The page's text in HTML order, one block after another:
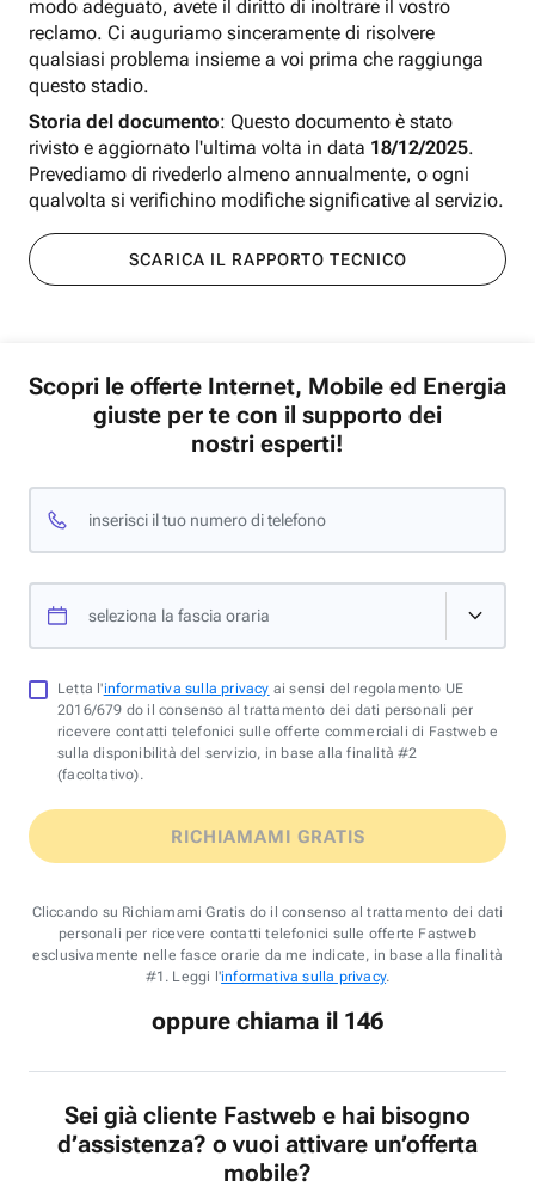
modo adeguato, avete il diritto di inoltrare il vostro
reclamo. Ci auguriamo sinceramente di risolvere
qualsiasi problema insieme a voi prima che raggiunga
questo stadio.
Storia del documento: Questo documento è stato
rivisto e aggiornato l'ultima volta in data 18/12/2025.
Prevediamo di rivederlo almeno annualmente, o ogni
qualvolta si verifichino modifiche significative al servizio.
SCARICA IL RAPPORTO TECNICO
Scopri le offerte Internet, Mobile ed Energia
giuste per te con il supporto dei
nostri esperti!
inserisci il tuo numero di telefono
seleziona la fascia oraria
Letta l'informativa sulla privacy ai sensi del regolamento UE
2016/679 do il consenso al trattamento dei dati personali per
ricevere contatti telefonici sulle offerte commerciali di Fastweb e
sulla disponibilità del servizio, in base alla finalità #2
(facoltativo).
RICHIAMAMI GRATIS
Cliccando su Richiamami Gratis do il consenso al trattamento dei dati
personali per ricevere contatti telefonici sulle offerte Fastweb
esclusivamente nelle fasce orarie da me indicate, in base alla finalità
#1. Leggi l'informativa sulla privacy.
oppure chiama il 146
Sei già cliente Fastweb e hai bisogno
d’assistenza? o vuoi attivare un’offerta
mobile?